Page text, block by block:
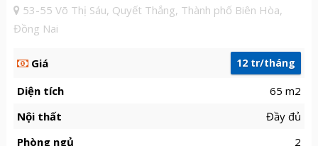
53-55 Võ Thị Sáu, Quyết Thắng, Thành phố Biên Hòa,
Đồng Nai
Giá 12 tr/tháng
Diện tích
65 m2
Nội thất
Đầy đủ
Phòng ngủ
2